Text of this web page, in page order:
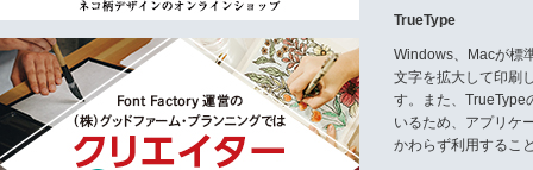
TrueType
Windows、Macが標
文字を拡大して印刷
す。また、TrueType
いるため、アプリケ
かわらず利用するこ